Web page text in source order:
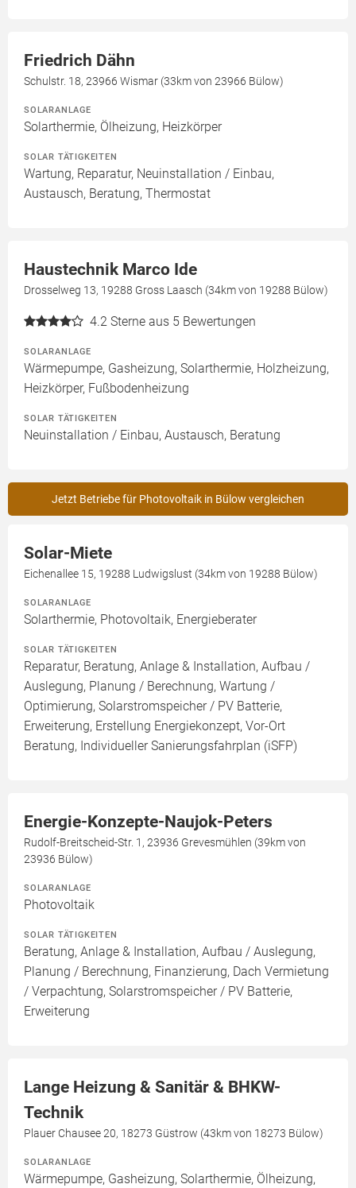
Friedrich Dähn
Schulstr. 18, 23966 Wismar (33km von 23966 Bülow)
SOLARANLAGE
Solarthermie, Ölheizung, Heizkörper
SOLAR TÄTIGKEITEN
Wartung, Reparatur, Neuinstallation / Einbau,
Austausch, Beratung, Thermostat
Haustechnik Marco Ide
Drosselweg 13, 19288 Gross Laasch (34km von 19288 Bülow)
4.2 Sterne aus 5 Bewertungen
SOLARANLAGE
Wärmepumpe, Gasheizung, Solarthermie, Holzheizung,
Heizkörper, Fußbodenheizung
SOLAR TÄTIGKEITEN
Neuinstallation / Einbau, Austausch, Beratung
Jetzt Betriebe für Photovoltaik in Bülow vergleichen
Solar-Miete
Eichenallee 15, 19288 Ludwigslust (34km von 19288 Bülow)
SOLARANLAGE
Solarthermie, Photovoltaik, Energieberater
SOLAR TÄTIGKEITEN
Reparatur, Beratung, Anlage & Installation, Aufbau /
Auslegung, Planung / Berechnung, Wartung /
Optimierung, Solarstromspeicher / PV Batterie,
Erweiterung, Erstellung Energiekonzept, Vor-Ort
Beratung, Individueller Sanierungsfahrplan (iSFP)
Energie-Konzepte-Naujok-Peters
Rudolf-Breitscheid-Str. 1, 23936 Grevesmühlen (39km von
23936 Bülow)
SOLARANLAGE
Photovoltaik
SOLAR TÄTIGKEITEN
Beratung, Anlage & Installation, Aufbau / Auslegung,
Planung / Berechnung, Finanzierung, Dach Vermietung
/ Verpachtung, Solarstromspeicher / PV Batterie,
Erweiterung
Lange Heizung & Sanitär & BHKW-
Technik
Plauer Chausee 20, 18273 Güstrow (43km von 18273 Bülow)
SOLARANLAGE
Wärmepumpe, Gasheizung, Solarthermie, Ölheizung,